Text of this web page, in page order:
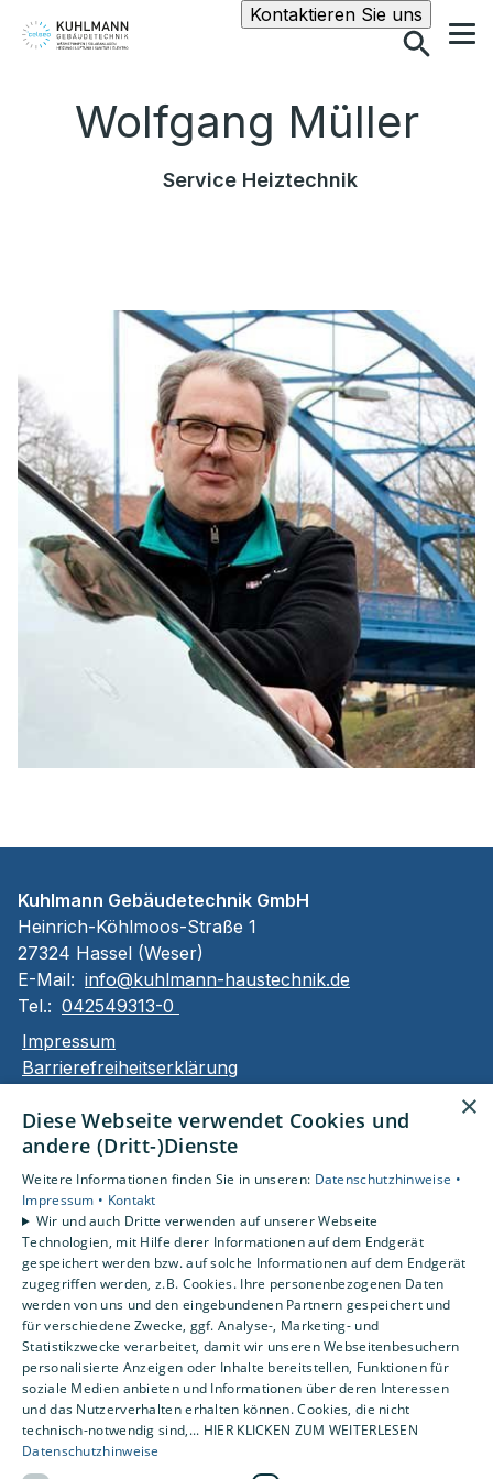
Kontaktieren Sie unsSuche
Wolfgang Müller
Service Heiztechnik
Kuhlmann Gebäudetechnik GmbH
Heinrich-Köhlmoos-Straße 1
27324 Hassel (Weser)
E-Mail: info@kuhlmann-haustechnik.de
Tel.: 042549313-0
Impressum
Barrierefreiheitserklärung
AGB
Unsere Bereiche
Privatkunden
Karriere
Unternehmen
Kontakt
Um externe HTML-Inhalte anzuzeigen, benötigen
wir Ihre Einwilligung.
Weitere Informationen finden Sie in unserer
Datenschutzerklärung.
×
Diese Webseite verwendet Cookies und
andere (Dritt-)Dienste
Weitere Informationen finden Sie in unseren: Datenschutzhinweise •
Impressum • Kontakt
Wir und auch Dritte verwenden auf unserer Webseite
Technologien, mit Hilfe derer Informationen auf dem Endgerät
gespeichert werden bzw. auf solche Informationen auf dem Endgerät
zugegriffen werden, z.B. Cookies. Ihre personenbezogenen Daten
werden von uns und den eingebundenen Partnern gespeichert und
für verschiedene Zwecke, ggf. Analyse-, Marketing- und
Statistikzwecke verarbeitet, damit wir unseren Webseitenbesuchern
personalisierte Anzeigen oder Inhalte bereitstellen, Funktionen für
soziale Medien anbieten und Informationen über deren Interessen
und das Nutzerverhalten erhalten können. Cookies, die nicht
technisch-notwendig sind,... HIER KLICKEN ZUM WEITERLESEN
Datenschutzhinweise